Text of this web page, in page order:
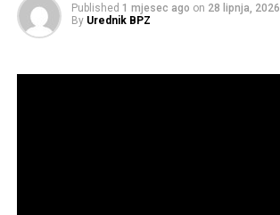
Published 1 mjesec ago on 28 lipnja, 2026
By Urednik BPZ